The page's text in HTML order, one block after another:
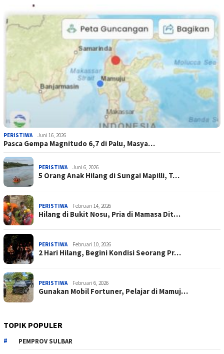
PERISTIWA Juni 16, 2026
Pasca Gempa Magnitudo 6,7 di Palu, Masya…
PERISTIWA Juni 6, 2026
5 Orang Anak Hilang di Sungai Mapilli, T…
PERISTIWA Februari 14, 2026
Hilang di Bukit Nosu, Pria di Mamasa Dit…
PERISTIWA Februari 10, 2026
2 Hari Hilang, Begini Kondisi Seorang Pr…
PERISTIWA Februari 6, 2026
Gunakan Mobil Fortuner, Pelajar di Mamuj…
TOPIK POPULER
PEMPROV SULBAR